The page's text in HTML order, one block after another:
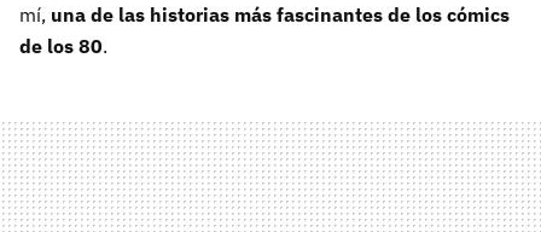
mí, una de las historias más fascinantes de los cómics
de los 80.